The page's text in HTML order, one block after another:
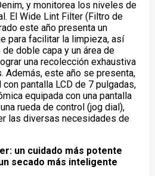
y monitorea los niveles de
El Wide Lint Filter (Filtro de
este año presenta un
para facilitar la limpieza, así
doble capa y un área de
una recolección exhaustiva
Además, este año se presenta,
pantalla LCD de 7 pulgadas,
equipada con una pantalla
rueda de control (jog dial),
las diversas necesidades de
un cuidado más potente
secado más inteligente